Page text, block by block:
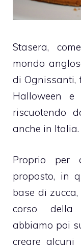
Stasera,
mondo
di Ognissanti,
Halloween
riscuotendo
anche in Italia.
Proprio per
proposto, in
base di
corso della
abbiamo poi
creare